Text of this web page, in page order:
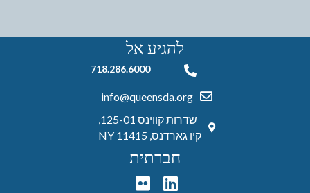
להגיע אל
718.286.6000
718.286.6000
info@queensda.org
שדרות קווינס 125-01,
קיו גארדנס, NY 11415
חברתית